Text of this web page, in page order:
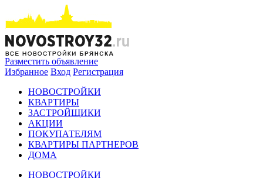
Разместить объявление
Избранное Вход Регистрация
НОВОСТРОЙКИ
КВАРТИРЫ
ЗАСТРОЙЩИКИ
АКЦИИ
ПОКУПАТЕЛЯМ
КВАРТИРЫ ПАРТНЕРОВ
ДОМА
НОВОСТРОЙКИ